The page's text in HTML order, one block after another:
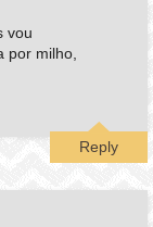
vou
por milho,
Reply